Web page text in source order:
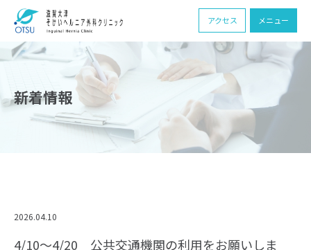
アクセス メニュー
新着情報
2026.04.10
4/10〜4/20 公共交通機関の利用をお願いしま